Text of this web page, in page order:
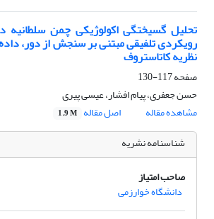
تحلیل گسیختگی اکولوژیکی چمن سلطانیه
رویکردی تلفیقی مبتنی بر سنجش از دور،
نظریه کاتاستروف
صفحه117-130
حسن جعفری، پیام افشار، عیسی پیری
مشاهده مقاله
اصل مقاله 1.9 M
شناسنامه نشریه
صاحب امتیاز
دانشگاه خوارزمی